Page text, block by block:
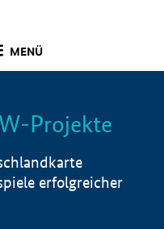
MENÜ
Info
Projekte
erfolgreicher